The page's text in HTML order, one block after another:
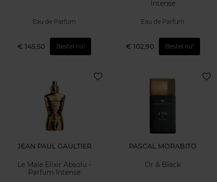
Eau de Parfum
€ 145,50 Bestel nu!
Intense
Eau de Parfum
€ 102,90 Bestel nu!
JEAN PAUL GAULTIER
Le Male Elixir Absolu -
Parfum Intense
PASCAL MORABITO
Or & Black